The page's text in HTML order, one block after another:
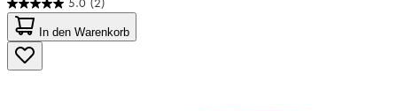
5.0 (2)
5.0
von
5
Sternen.
2
In den Warenkorb